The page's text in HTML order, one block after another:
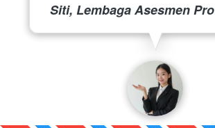
Siti, Lembaga Asesmen